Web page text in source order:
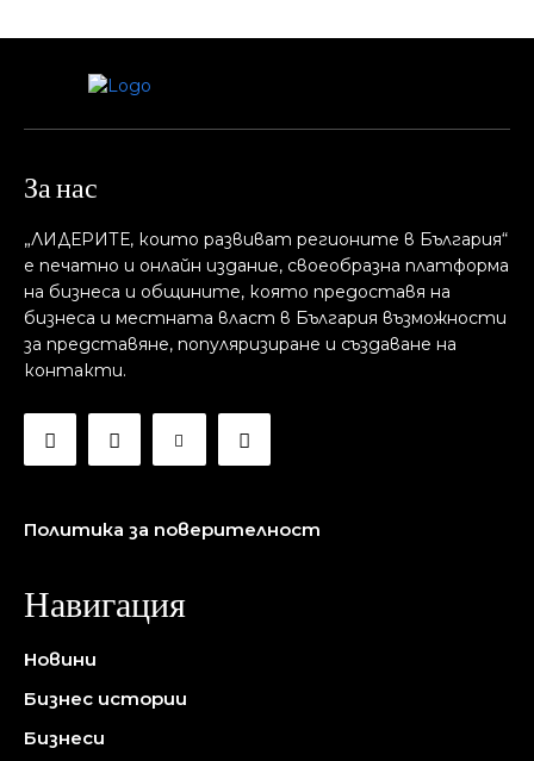
За нас
„ЛИДЕРИТЕ, които развиват регионите в България“
е печатно и онлайн издание, своеобразна платформа
на бизнеса и общините, която предоставя на
бизнесa и местната власт в България възможности
за представяне, популяризиране и създаване на
контакти.
Политика за поверителност
Навигация
Новини
Бизнес истории
Бизнеси